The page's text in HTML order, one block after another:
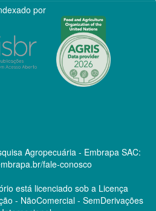
por
Agropecuária - Embrapa SAC:
fale-conosco
está licenciado sob a Licença
- NãoComercial - SemDerivações